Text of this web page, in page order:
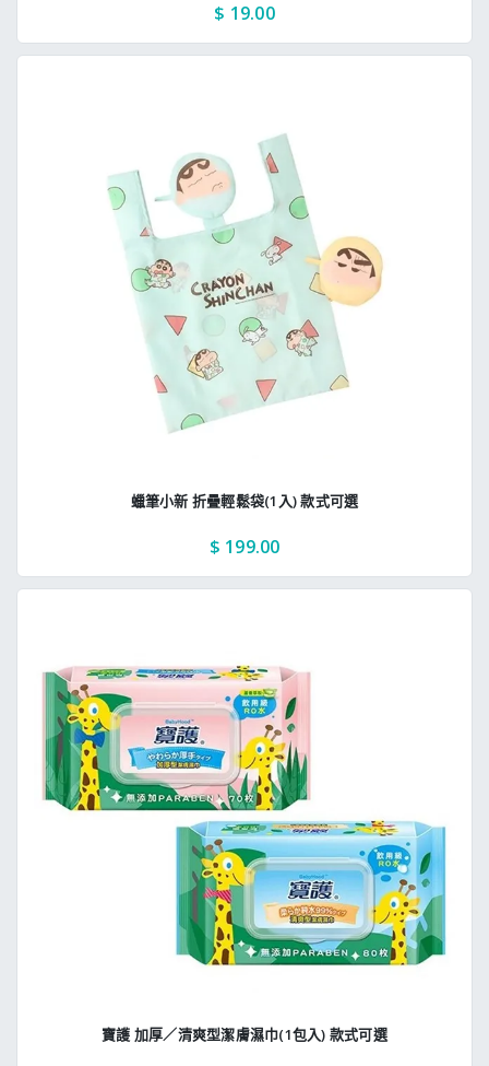
$ 19.00
蠟筆小新 折疊輕鬆袋(1入) 款式可選
$ 199.00
寶護 加厚／清爽型潔膚濕巾(1包入) 款式可選